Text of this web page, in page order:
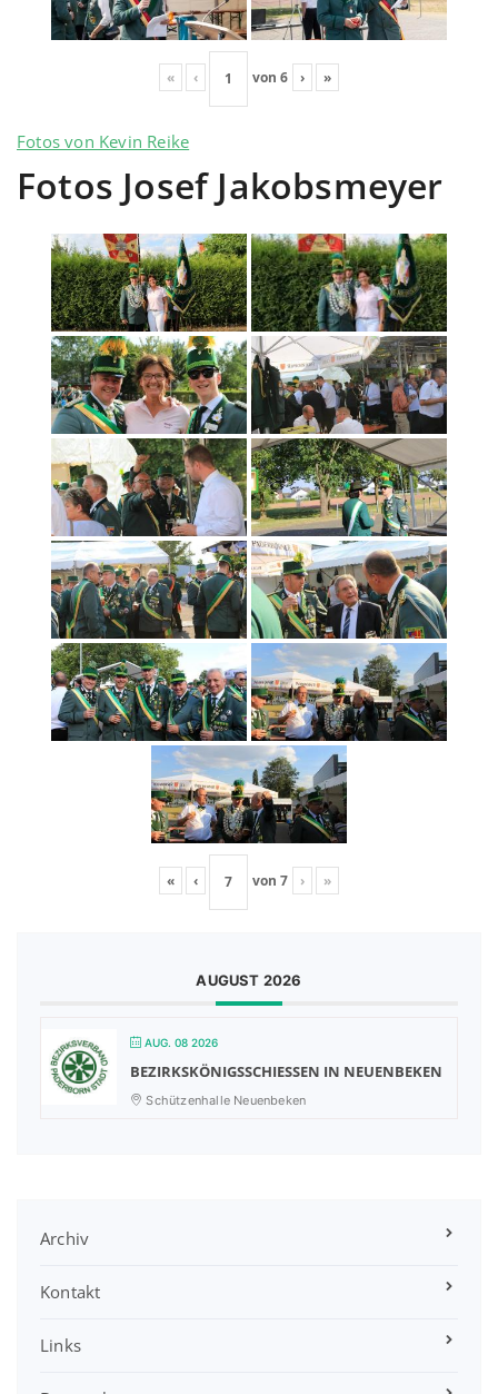
« ‹ von6 › »
Fotos von Kevin Reike
Fotos Josef Jakobsmeyer
« ‹ von7 › »
AUGUST 2026
AUG. 08 2026
BEZIRKSKÖNIGSSCHIESSEN IN NEUENBEKEN
Schützenhalle Neuenbeken
Archiv
Kontakt
Links